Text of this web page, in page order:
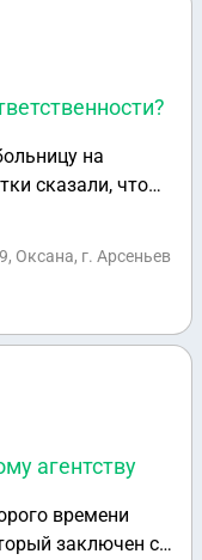
на
сказали, что
моего на то
сроке
и
пожалуйста,
Оксана, г. Арсеньев
агентству
времени
заключен с